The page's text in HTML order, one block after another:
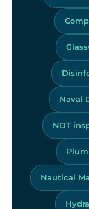
Naval
NDT
Nautical